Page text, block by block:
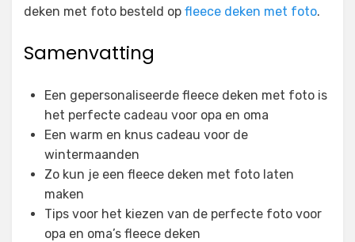
deken met foto besteld op fleece deken met foto.
Samenvatting
Een gepersonaliseerde fleece deken met foto is
het perfecte cadeau voor opa en oma
Een warm en knus cadeau voor de
wintermaanden
Zo kun je een fleece deken met foto laten
maken
Tips voor het kiezen van de perfecte foto voor
opa en oma’s fleece deken